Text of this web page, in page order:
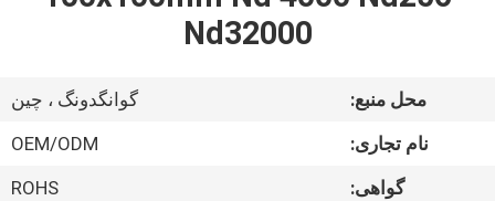
درباره
Nd32000
محل منبع:
گوانگدونگ ، چین
نام تجاری:
OEM/ODM
گواهی:
ROHS